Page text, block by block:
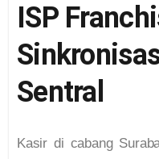
ISP
Sentral
Kasir di cabang